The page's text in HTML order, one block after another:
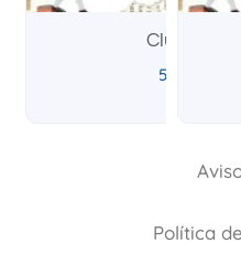
Club
5,00
Política